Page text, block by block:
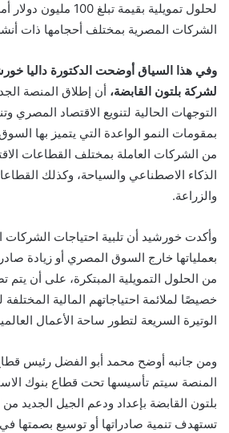
لحلول تمويلية بقيمة
الشركات المصرية بمختلف أحجامها ذات
وفي هذا السياق أوضحت الدكتورة داليا
لشركة بلتون القابضة، أن إطلاق المنصة
التوجهات الحالية لتنويع الاقتصاد المصري
بمقومات النمو الواعدة التي يتميز بها
من الشركات العاملة بمختلف القطاعات
الذكاء الاصطناعي والسياحة، وكذلك
والزراعة.
وأكدت خورشيد أن تلبية احتياجات الشركات
بعملياتها خارج السوق المصري أو زيادة
من الحلول التمويلية المبتكرة، على أن يتم
خصيصًا لملائمة احتياجاتهم المالية
الوتيرة السريعة لتطور ساحة الأعمال
ومن جانبه أوضح محمد أبو الفضل رئيس
المنصة سيتم تأسيسها تحت قطاع بنوك
بلتون القابضة بإعداد ودعم الجيل الجديد
تستهدف تنمية صادراتها أو توسيع بصمتها في